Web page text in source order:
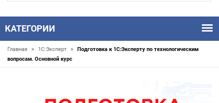
КАТЕГОРИИ
Главная » 1С:Эксперт »
Подготовка к 1С:Эксперту по технологическим
вопросам. Основной курс